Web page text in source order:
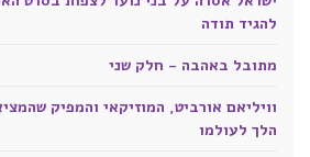
להגיד תודה
מתובל באהבה - חלק שני
וויליאם אורביט, המוזיקאי והמפיק
הלך לעולמו